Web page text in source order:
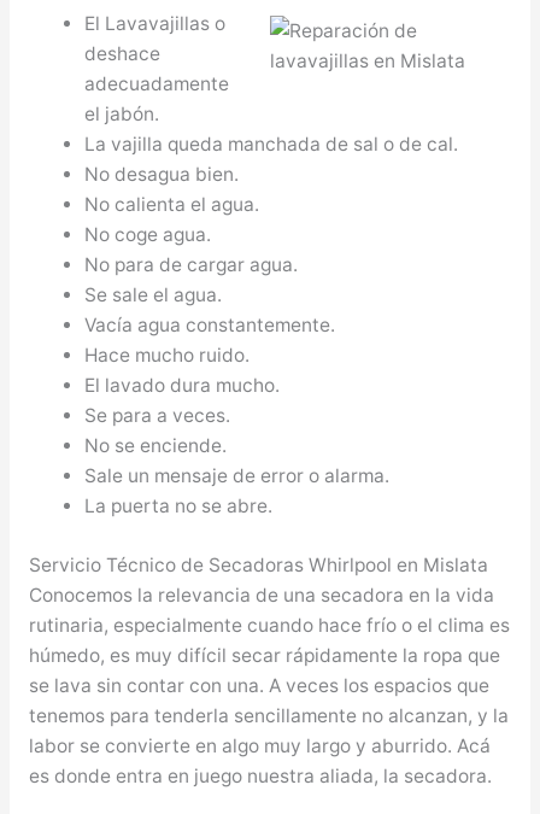
El Lavavajillas o
deshace
adecuadamente
el jabón.
La vajilla queda manchada de sal o de cal.
No desagua bien.
No calienta el agua.
No coge agua.
No para de cargar agua.
Se sale el agua.
Vacía agua constantemente.
Hace mucho ruido.
El lavado dura mucho.
Se para a veces.
No se enciende.
Sale un mensaje de error o alarma.
La puerta no se abre.
Servicio Técnico de Secadoras Whirlpool en Mislata
Conocemos la relevancia de una secadora en la vida
rutinaria, especialmente cuando hace frío o el clima es
húmedo, es muy difícil secar rápidamente la ropa que
se lava sin contar con una. A veces los espacios que
tenemos para tenderla sencillamente no alcanzan, y la
labor se convierte en algo muy largo y aburrido. Acá
es donde entra en juego nuestra aliada, la secadora.